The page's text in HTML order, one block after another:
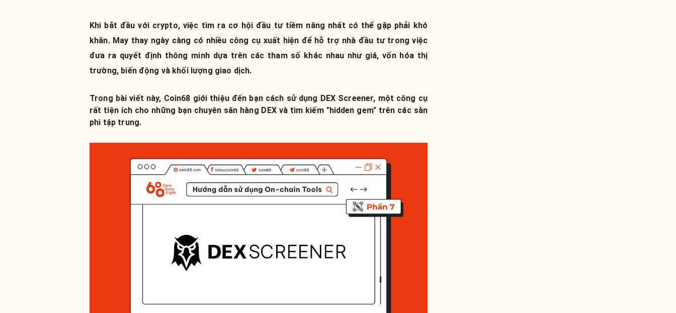
Khi bắt đầu với crypto, việc tìm ra cơ hội đầu tư tiềm năng nhất có thể gặp phải khó
khăn. May thay ngày càng có nhiều công cụ xuất hiện để hỗ trợ nhà đầu tư trong việc
đưa ra quyết định thông minh dựa trên các tham số khác nhau như giá, vốn hóa thị
trường, biến động và khối lượng giao dịch.
Trong bài viết này, Coin68 giới thiệu đến bạn cách sử dụng DEX Screener, một công cụ
rất tiện ích cho những bạn chuyên săn hàng DEX và tìm kiếm "hidden gem" trên các sàn
phi tập trung.